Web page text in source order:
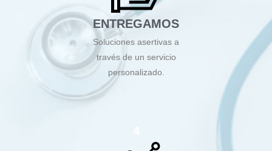
ENTREGAMOS
Soluciones asertivas a
través de un servicio
personalizado.